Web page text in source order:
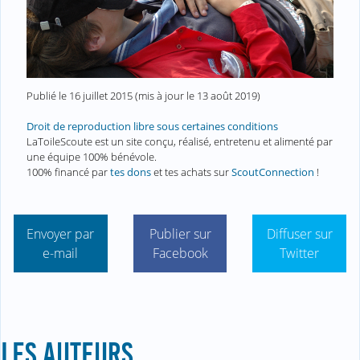
Publié le 16 juillet 2015(mis à jour le 13 août 2019)
Droit de reproduction libre sous certaines conditions
LaToileScoute est un site conçu, réalisé, entretenu et alimenté par
une équipe 100% bénévole.
100% financé partes donset tes achats surScoutConnection !
Envoyer par
e-mail
Publier sur
Facebook
Diffuser sur
Twitter